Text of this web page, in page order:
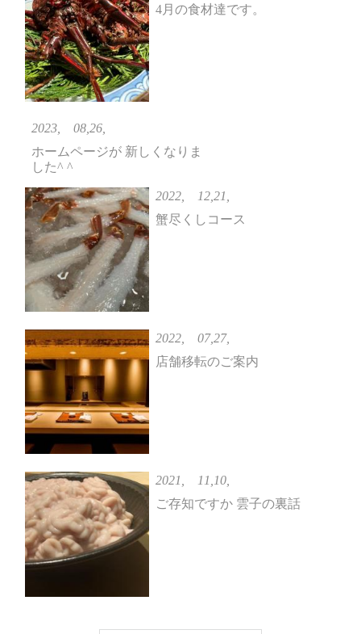
4月の食材達です。
2023, 08,26,
ホームページが 新しくなりま
した^ ^
2022, 12,21,
蟹尽くしコース
2022, 07,27,
店舗移転のご案内
2021, 11,10,
ご存知ですか 雲子の裏話